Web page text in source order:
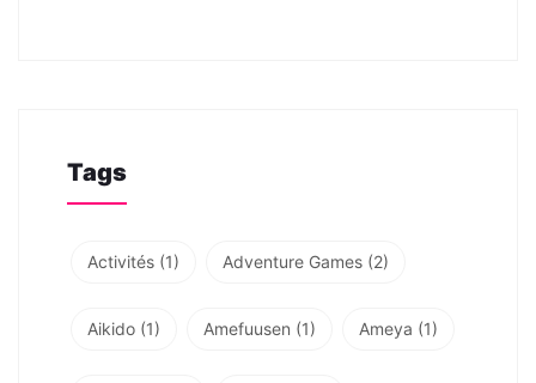
Tags
Activités (1) Adventure Games (2)
Aikido (1) Amefuusen (1) Ameya (1)